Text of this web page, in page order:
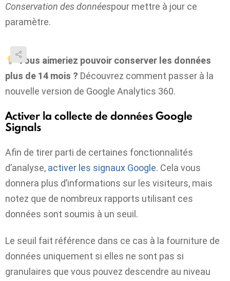
Conservation des donnéespour mettre à jour ce
paramètre.
Vous aimeriez pouvoir conserver les données
plus de 14 mois ? Découvrez comment passer à la
nouvelle version de Google Analytics 360.
Activer la collecte de données Google
Signals
Afin de tirer parti de certaines fonctionnalités
d’analyse, activer les signaux Google. Cela vous
donnera plus d’informations sur les visiteurs, mais
notez que de nombreux rapports utilisant ces
données sont soumis à un seuil.
Le seuil fait référence dans ce cas à la fourniture de
données uniquement si elles ne sont pas si
granulaires que vous pouvez descendre au niveau